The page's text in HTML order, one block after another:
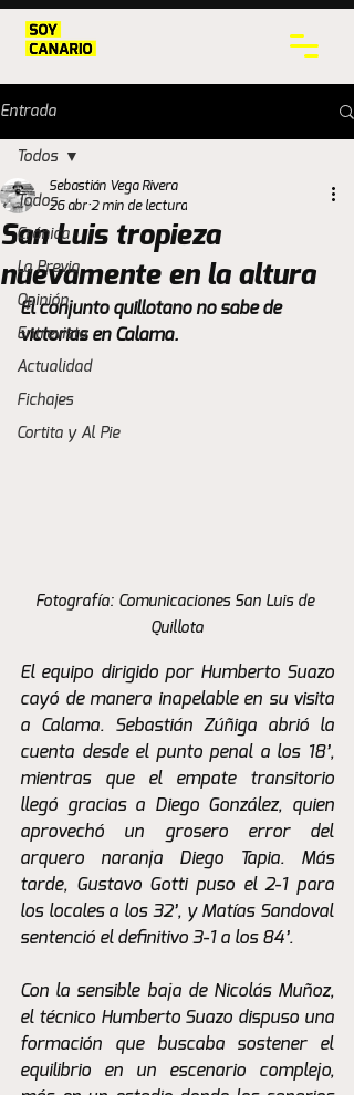
Entrada
Todos
Crónica
La Previa
Opinión
Entrevista
Actualidad
Fichajes
Cortita y Al Pie
Todos
San Luis tropieza
nuevamente en la altura
Sebastián Vega Rivera
26 abr 2 min de lectura
El conjunto quillotano no sabe de
victorias en Calama.
Fotografía: Comunicaciones San Luis de
Quillota
El equipo dirigido por Humberto Suazo
cayó de manera inapelable en su visita
a Calama. Sebastián Zúñiga abrió la
cuenta desde el punto penal a los 18’,
mientras que el empate transitorio
llegó gracias a Diego González, quien
aprovechó un grosero error del
arquero naranja Diego Tapia. Más
tarde, Gustavo Gotti puso el 2-1 para
los locales a los 32’, y Matías Sandoval
sentenció el definitivo 3-1 a los 84’.
Con la sensible baja de Nicolás Muñoz,
el técnico Humberto Suazo dispuso una
formación que buscaba sostener el
equilibrio en un escenario complejo,